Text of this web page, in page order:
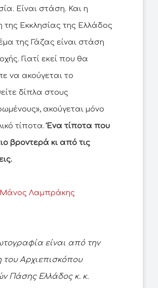
Είναι στάση. Και η
της Εκκλησίας της Ελλάδος
της Γάζας είναι στάση
Γιατί εκεί που θα
να ακούγεται το
δίπλα στους
ακούγεται μόνο
τίποτα.Ένα τίποτα που
βροντερά κι από τις
Μάνος Λαμπράκης
είναι από την
του Αρχιεπισκόπου
Πάσης Ελλάδος κ. κ.